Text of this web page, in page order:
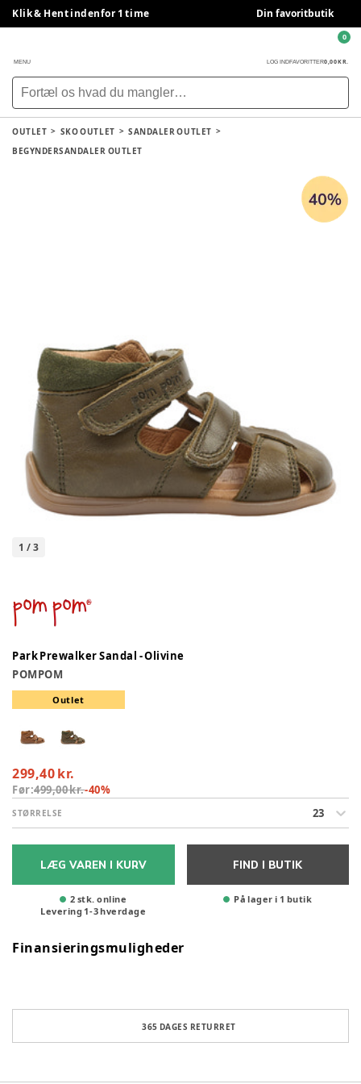
Klik & Hent indenfor 1 time Din favoritbutik
MENU LOG INDFAVORITTER0,00 KR.
0
OUTLET SKO OUTLET
SANDALER OUTLET
BEGYNDERSANDALER OUTLET
1 /3
Park Prewalker Sandal - Olivine
POMPOM
Outlet
299,40 kr.
Før:499,00 kr.-40%
STØRRELSE 23
LÆG VAREN I KURV
2 stk. online
Levering 1-3hverdage
FIND I BUTIK
På lager i 1 butik
Finansieringsmuligheder
365 DAGES RETURRET